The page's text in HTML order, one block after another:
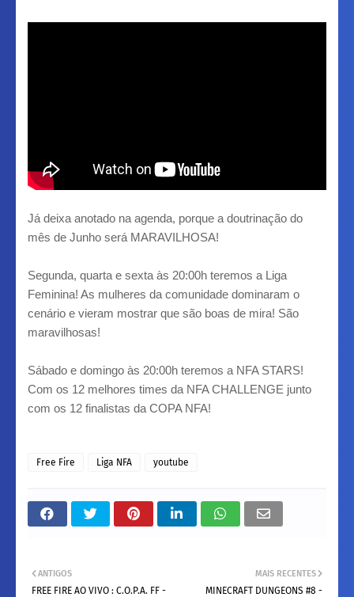
Já deixa anotado na agenda, porque a doutrinação do
mês de Junho será MARAVILHOSA!
Segunda, quarta e sexta às 20:00h teremos a Liga
Feminina! As mulheres da comunidade dominaram o
cenário e vieram mostrar que são boas de mira! São
maravilhosas!
Sábado e domingo às 20:00h teremos a NFA STARS!
Com os 12 melhores times da NFA CHALLENGE junto
com os 12 finalistas da COPA NFA!
Free Fire Liga NFA youtube
MAIS RECENTES
MINECRAFT DUNGEONS #8 -
ANTIGOS
FREE FIRE AO VIVO : C.O.P.A. FF -